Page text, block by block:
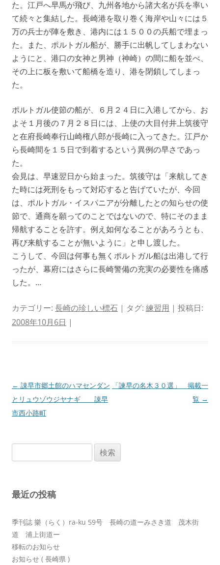
た。江戸へ早馬が飛び、九州各地から諸大名が兵を率い
て続々と集結した。長崎港を取り巻く海岸や山々には５
万の兵士が陣を敷き、港内には１５００の兵船で埋まっ
た。また、ポルトガル船が、勝手に出帆してしまわない
ようにと、港口の女神と男神（神崎）の間に船を並べ、
その上に板を敷いて船橋を造り、港を閉鎖してしまっ
た。
ポルトガル使節の船が、６月２４日に入港してから、お
よそ１月後の７月２８日には、上使の大目付井上筑後守
と在府長崎奉行山崎権八郎が長崎に入ってきた。江戸か
ら長崎間を１５日で到着するという異例の早さであっ
た。
会見は、早速翌日から始まった。筑後守は「来航してき
た時には死刑をもって対応すると告げていたが、今回
は、ポルトガル・イスパニアが分離したとの知らせの使
節で、通商を願ってのことではないので、特にそのまま
帰航することを許す。例え如何なることがあろうとも、
再び来航することが無いように」と申し渡した。
こうして、今回は何事も無くポルトガル船は出港して行
ったが、幕府にはさらに長崎警備の充実の必要性を痛感
した。…
カテゴリー: 長崎の珍しい標石 | タグ: 練習用 | 投稿日:
2008年10月6日 |
投
稿
ナ
ン
← 諌早市郷土館のハマセンダン
とリュウゾウジヤナギ 諌早
市西小路町
「諫早の名木３０選」 掲載一
覧 →
索:
最近の投稿
季刊誌 樂（らく）ra-ku 59号 長崎の道ーみさき道 茂木街
道 浦上街道ー
移転のお知らせ
お知らせ ( 長崎県 )